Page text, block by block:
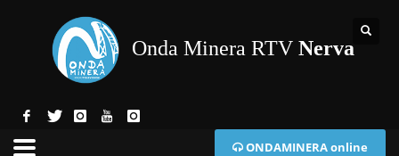
Onda Minera RTV Nerva
ONDAMINERA online